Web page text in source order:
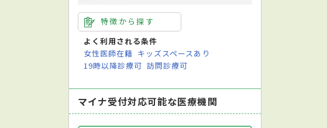
特徴から探す
よく利用される条件
女性医師在籍 キッズスペースあり
19時以降診療可 訪問診療可
マイナ受付対応可能な医療機関